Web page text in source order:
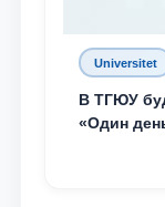
Universitet
В ТГЮУ
«Один